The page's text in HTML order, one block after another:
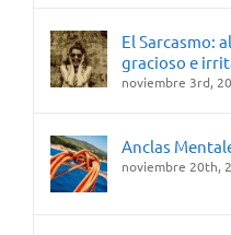
El Sarcasmo:
gracioso e
noviembre 3rd,
Anclas
noviembre 20th,